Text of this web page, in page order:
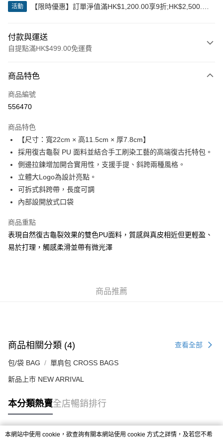
活動
【限時優惠】訂單淨值滿HK$1,200.00享9折;HK$2,500.00
付款與運送
自提點滿HK$499.00免運費
信用卡
Apple Pay
AlipayHK
WeChat Pay
送貨方式
付款後順豐合作便利店
商品特色
商品編號
556470
商品特色
【尺寸：寬22cm × 高11.5cm × 厚7.8cm】
採用復古龜裂 PU 面料並結合手工刷染工藝的高端復古托特包。
側邊拉鍊增加開合實用性，支援手提、斜跨兩種風格。
立體大Logo為設計亮點。
可拆式斜跨帶，長度可調
內部設開放式口袋
商品重點
表現自然復古龜裂效果的雙色PU面料，質感與真皮相近但更輕盈、
易於打理，觸感柔滑並帶有微光澤
商品推薦
商品相關分類 (4) 查看全部
包/袋 BAG 單肩包 CROSS BAGS
新品上市 NEW ARRIVAL
本分類熱賣全店暢銷排行
本網站中使用 cookie，欲查詢有關本網站使用 cookie 方式之詳情，及若您不希